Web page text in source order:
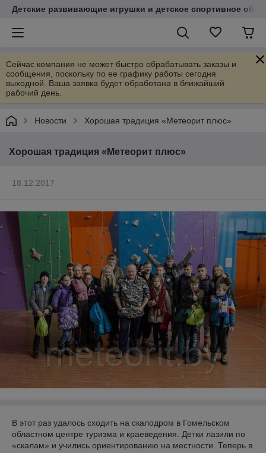
Детские развивающие игрушки и детское спортивное
Сейчас компания не может быстро обрабатывать заказы и
сообщения, поскольку по ее графику работы сегодня
выходной. Ваша заявка будет обработана в ближайший
рабочий день.
Новости Хорошая традиция «Метеорит плюс»
Хорошая традиция «Метеорит плюс»
18.12.2017
В этот раз удалось сходить на скалодром в Гомельском
областном центре туризма и краеведения. Детки лазили по
«скалам» и учились ориентированию на местности. Теперь в